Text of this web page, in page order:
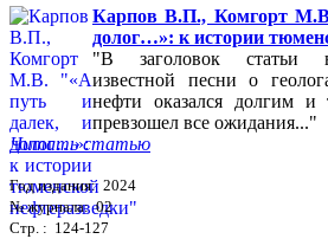
Карпов В.П., Комгорт
долог…»: к истории
"В заголовок статьи
известной песни о
нефти оказался долгим и
превзошел все ожидания..."
Читать статью
Год издания: 2024
№ журнала: 02
Стр. : 124-127